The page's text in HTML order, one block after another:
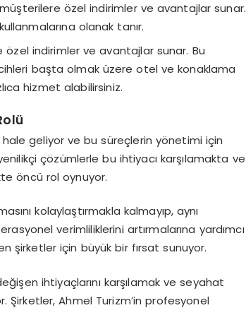
özel indirimler ve avantajlar sunar.
olanak tanır.
indirimler ve avantajlar sunar. Bu
başta olmak üzere otel ve konaklama
hizmet alabilirsiniz.
geliyor ve bu süreçlerin yönetimi için
çözümlerle bu ihtiyacı karşılamakta ve
öncü rol oynuyor.
kolaylaştırmakla kalmayıp, aynı
verimliliklerini artırmalarına yardımcı
şirketler için büyük bir fırsat sunuyor.
ihtiyaçlarını karşılamak ve seyahat
Ahmel Turizm’in profesyonel